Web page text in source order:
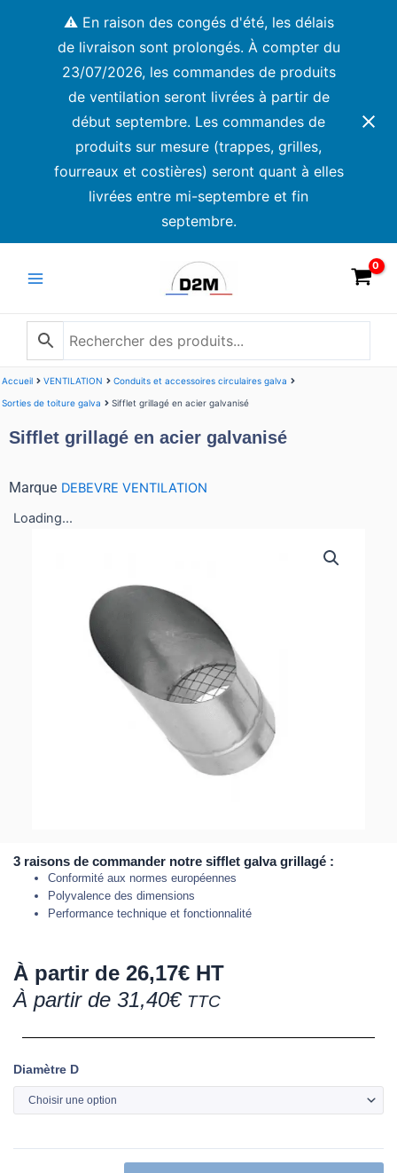
⚠️ En raison des congés d'été, les délais
de livraison sont prolongés. À compter du
23/07/2026, les commandes de produits
de ventilation seront livrées à partir de
début septembre. Les commandes de
produits sur mesure (trappes, grilles,
fourreaux et costières) seront quant à elles
livrées entre mi-septembre et fin
septembre.
Accueil VENTILATION Conduits et accessoires circulaires galva
Sorties de toiture galva Sifflet grillagé en acier galvanisé
Sifflet grillagé en acier galvanisé
Marque DEBEVRE VENTILATION
Loading...
3 raisons de commander notre sifflet galva grillagé :
Conformité aux normes européennes
Polyvalence des dimensions
Performance technique et fonctionnalité
À partir de 26,17€ HT
À partir de 31,40€ TTC
Diamètre D
quantité
de
Sifflet